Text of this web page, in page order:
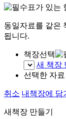
표가 있는
동일자료를 같은
됩니다.
책장선택
새 책장
선택한 자료
취소 내책장에 담
새책장 만들기